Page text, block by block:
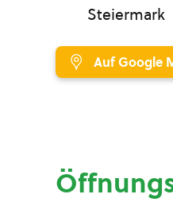
Steiermark
Auf Google